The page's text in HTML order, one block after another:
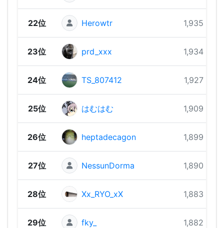
22位 Herowtr 1,935 pts
23位 prd_xxx 1,934 pts
24位 TS_807412 1,927 pts
25位 はむはむ 1,909 pts
26位 heptadecagon 1,899 pts
27位 NessunDorma 1,890 pts
28位 Xx_RYO_xX 1,883 pts
29位 fky_ 1,882 pts